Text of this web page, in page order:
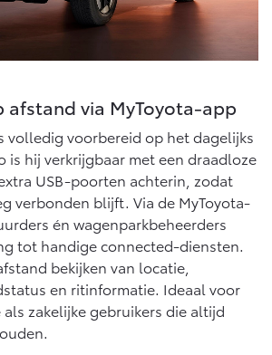
via MyToyota-app
volledig voorbereid op het dagelijks
is hij verkrijgbaar met een draadloze
USB-poorten achterin, zodat
verbonden blijft. Via de MyToyota-
én wagenparkbeheerders
tot handige connected-diensten.
bekijken van locatie,
en ritinformatie. Ideaal voor
zakelijke gebruikers die altijd